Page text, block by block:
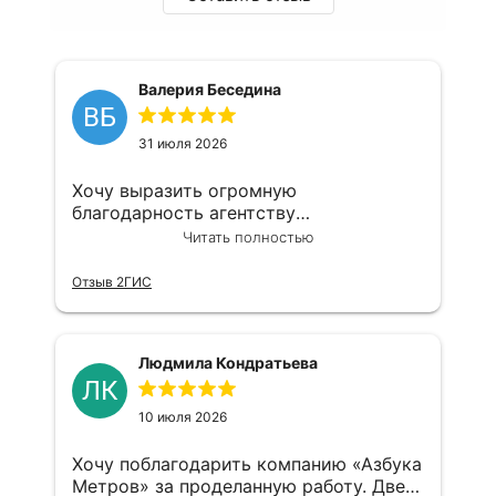
ВБ
Валерия Беседина
31 июля 2026
Хочу выразить огромную
благодарность агентству
недвижимости «Азбука метров»!
год по самым разным вопросам: и со
нервов. Отдельное спасибо
специалисту Ольге! Это настоящий
профессионал и просто очень
объясняет доступно и понятно,
искренне переживает за результат.
Читать полностью
Отзыв 2ГИС
ЛК
Людмила Кондратьева
10 июля 2026
Хочу поблагодарить компанию «Азбука
Метров» за проделанную работу. Две